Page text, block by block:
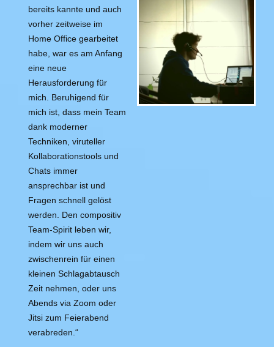
bereits kannte und auch
vorher zeitweise im
Home Office gearbeitet
habe, war es am Anfang
eine neue
Herausforderung für
mich. Beruhigend für
mich ist, dass mein Team
dank moderner
Techniken, viruteller
Kollaborationstools und
Chats immer
ansprechbar ist und
Fragen schnell gelöst
werden. Den compositiv
Team-Spirit leben wir,
indem wir uns auch
zwischenrein für einen
kleinen Schlagabtausch
Zeit nehmen, oder uns
Abends via Zoom oder
Jitsi zum Feierabend
verabreden.“